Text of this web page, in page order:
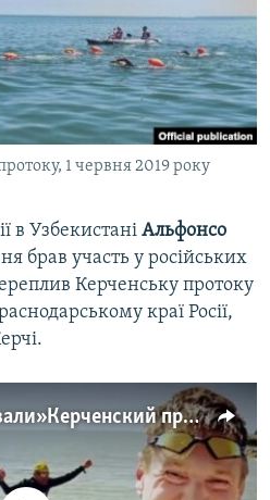
1 червня 2019 року
в Узбекистані Альфонсо
брав участь у російських
Керченську протоку
краї Росії,
Спортсмены «атаковали» Керченский пролив (видео)